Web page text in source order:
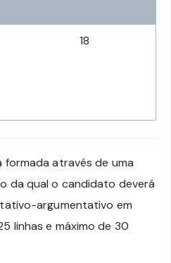
18
através de uma
da qual o candidato deverá
argumentativo em
linhas e máximo de 30